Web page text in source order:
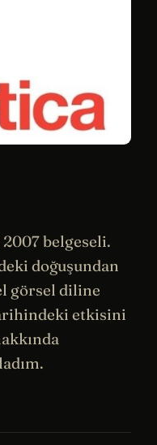
belgeseli.
doğuşundan
görsel diline
etkisini